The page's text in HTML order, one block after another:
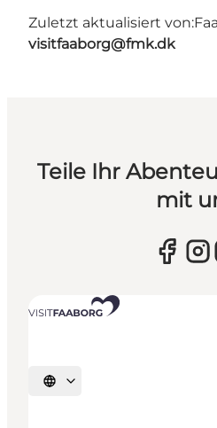
Zuletzt aktualisiert von:
visitfaaborg@fmk.dk
Teile Ihr
mit
Sprache auswählen